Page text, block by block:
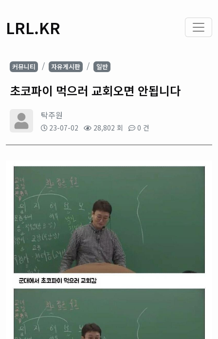
LRL.KR
커뮤니티 자유게시판 일반
초코파이 먹으러 교회오면 안됩니다
탁주원
23-07-02 28,802 회 0 건